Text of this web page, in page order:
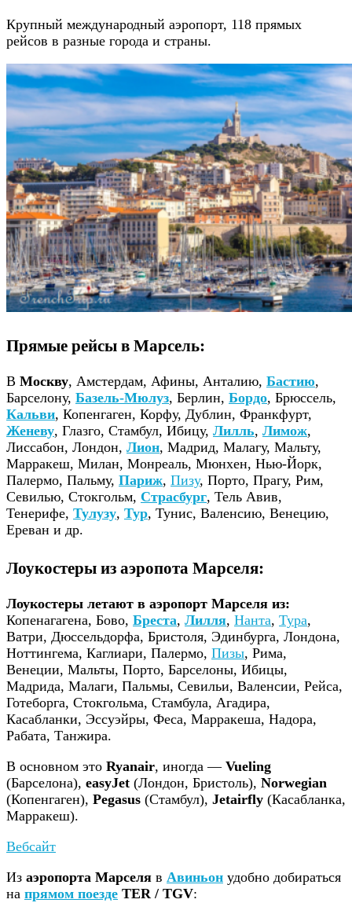
Крупный международный аэропорт, 118 прямых
рейсов в разные города и страны.
Прямые рейсы в Марсель:
В Москву, Амстердам, Афины, Анталию, Бастию,
Барселону, Базель-Мюлуз, Берлин, Бордо, Брюссель,
Кальви, Копенгаген, Корфу, Дублин, Франкфурт,
Женеву, Глазго, Стамбул, Ибицу, Лилль, Лимож,
Лиссабон, Лондон, Лион, Мадрид, Малагу, Мальту,
Марракеш, Милан, Монреаль, Мюнхен, Нью-Йорк,
Палермо, Пальму, Париж, Пизу, Порто, Прагу, Рим,
Севилью, Стокгольм, Страсбург, Тель Авив,
Тенерифе, Тулузу, Тур, Тунис, Валенсию, Венецию,
Ереван и др.
Лоукостеры из аэропота Марселя:
Лоукостеры летают в аэропорт Марселя из:
Копенагагена, Бово, Бреста, Лилля, Нанта, Тура,
Ватри, Дюссельдорфа, Бристоля, Эдинбурга, Лондона,
Ноттингема, Каглиари, Палермо, Пизы, Рима,
Венеции, Мальты, Порто, Барселоны, Ибицы,
Мадрида, Малаги, Пальмы, Севильи, Валенсии, Рейса,
Готеборга, Стокгольма, Стамбула, Агадира,
Касабланки, Эссуэйры, Феса, Марракеша, Надора,
Рабата, Танжира.
В основном это Ryanair, иногда — Vueling
(Барселона), easyJet (Лондон, Бристоль), Norwegian
(Копенгаген), Pegasus (Стамбул), Jetairfly (Касабланка,
Марракеш).
Вебсайт
Из аэропорта Марселя в Авиньон удобно добираться
на прямом поезде TER / TGV: